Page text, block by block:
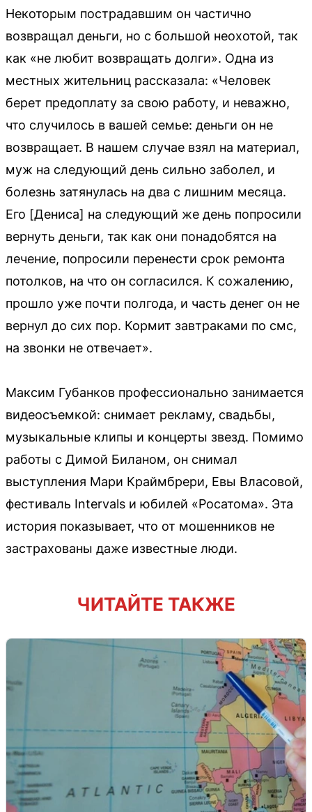
Некоторым пострадавшим он частично
возвращал деньги, но с большой неохотой, так
как «не любит возвращать долги». Одна из
местных жительниц рассказала: «Человек
берет предоплату за свою работу, и неважно,
что случилось в вашей семье: деньги он не
возвращает. В нашем случае взял на материал,
муж на следующий день сильно заболел, и
болезнь затянулась на два с лишним месяца.
Его [Дениса] на следующий же день попросили
вернуть деньги, так как они понадобятся на
лечение, попросили перенести срок ремонта
потолков, на что он согласился. К сожалению,
прошло уже почти полгода, и часть денег он не
вернул до сих пор. Кормит завтраками по смс,
на звонки не отвечает».
Максим Губанков профессионально занимается
видеосъемкой: снимает рекламу, свадьбы,
музыкальные клипы и концерты звезд. Помимо
работы с Димой Биланом, он снимал
выступления Мари Краймбрери, Евы Власовой,
фестиваль Intervals и юбилей «Росатома». Эта
история показывает, что от мошенников не
застрахованы даже известные люди.
ЧИТАЙТЕ ТАКЖЕ